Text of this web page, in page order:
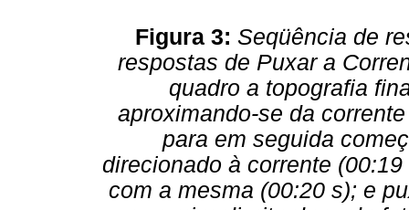
Figura 3: Seqüência de
respostas de Puxar a
quadro a topografia
aproximando-se da
para em seguida
direcionado à corrente
com a mesma (00:20 s); e